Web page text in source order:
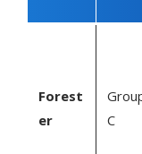
Forest
er
C